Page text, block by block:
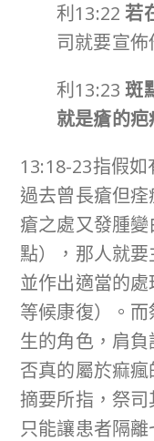
利13:22若
司就要宣佈
利13:23斑
就是瘡的疤
13:18-23指假
過去曾長瘡但
瘡之處又發腫
點），那人就
並作出適當的
等候康復）。
生的角色，肩
否真的屬於痲
摘要所指，祭
只能讓患者隔